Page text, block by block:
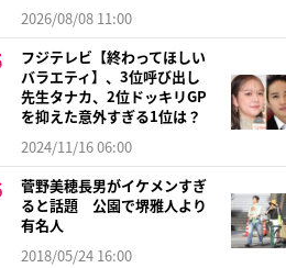
2026/08/08 11:00
フジテレビ【終わってほしい
バラエティ】、3位呼び出し
先生タナカ、2位ドッキリGP
を抑えた意外すぎる1位は？
2024/11/16 06:00
菅野美穂長男がイケメンすぎ
ると話題 公園で堺雅人より
有名人
2018/05/24 16:00